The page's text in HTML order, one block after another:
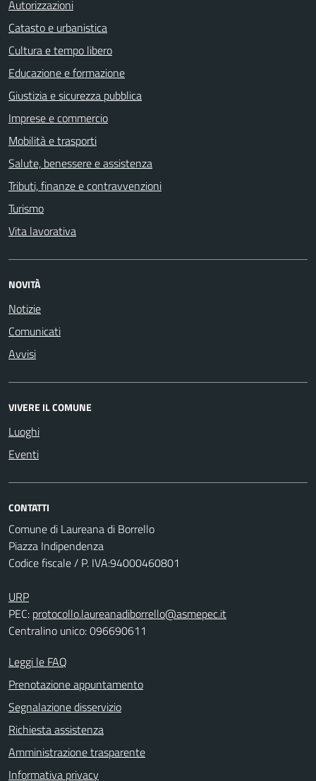
Autorizzazioni
Catasto e urbanistica
Cultura e tempo libero
Educazione e formazione
Giustizia e sicurezza pubblica
Imprese e commercio
Mobilità e trasporti
Salute, benessere e assistenza
Tributi, finanze e contravvenzioni
Turismo
Vita lavorativa
NOVITÀ
Notizie
Comunicati
Avvisi
VIVERE IL COMUNE
Luoghi
Eventi
CONTATTI
Comune di Laureana di Borrello
Piazza Indipendenza
Codice fiscale / P. IVA:94000460801
URP
PEC: protocollo.laureanadiborrello@asmepec.it
Centralino unico: 096690611
Leggi le FAQ
Prenotazione appuntamento
Segnalazione disservizio
Richiesta assistenza
Amministrazione trasparente
Informativa privacy